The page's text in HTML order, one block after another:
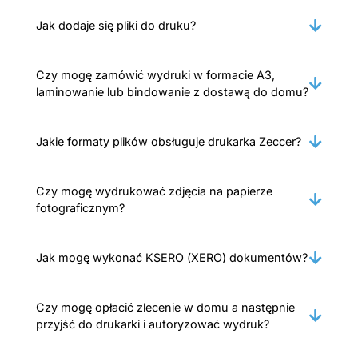
Jak dodaje się pliki do druku?
Czy mogę zamówić wydruki w formacie A3,
laminowanie lub bindowanie z dostawą do domu?
Jakie formaty plików obsługuje drukarka Zeccer?
Czy mogę wydrukować zdjęcia na papierze
fotograficznym?
Jak mogę wykonać KSERO (XERO) dokumentów?
Czy mogę opłacić zlecenie w domu a następnie
przyjść do drukarki i autoryzować wydruk?